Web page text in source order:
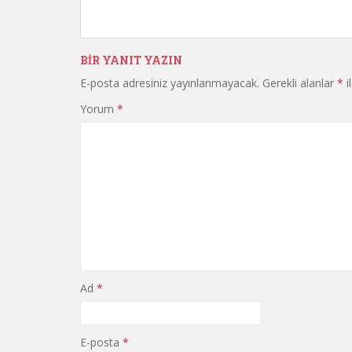
BIR YANIT YAZIN
E-posta adresiniz yayınlanmayacak. Gerekli alanlar *
Yorum *
Ad *
E-posta *